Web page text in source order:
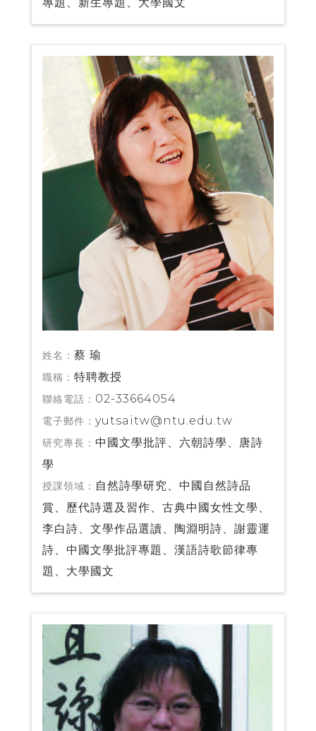
專題、新生專題、大學國文
姓名： 蔡 瑜
職稱： 特聘教授
聯絡電話： 02-33664054
電子郵件： yutsaitw@ntu.edu.tw
研究專長： 中國文學批評、六朝詩學、唐詩
學
授課領域： 自然詩學研究、中國自然詩品
賞、歷代詩選及習作、古典中國女性文學、
李白詩、文學作品選讀、陶淵明詩、謝靈運
詩、中國文學批評專題、漢語詩歌節律專
題、大學國文